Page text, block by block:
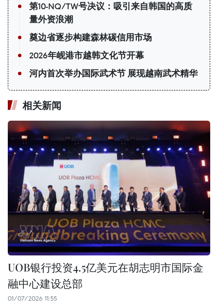
第10-NQ/TW号决议：吸引来自韩国的高质
量外资浪潮
奠边省逐步构建森林碳信用市场
2026年岘港市越韩文化节开幕
河内首次举办国际武术节 展现越南武术精华
相关新闻
UOB银行投资4.5亿美元在胡志明市国际金
融中心建设总部
01/07/2026 11:55